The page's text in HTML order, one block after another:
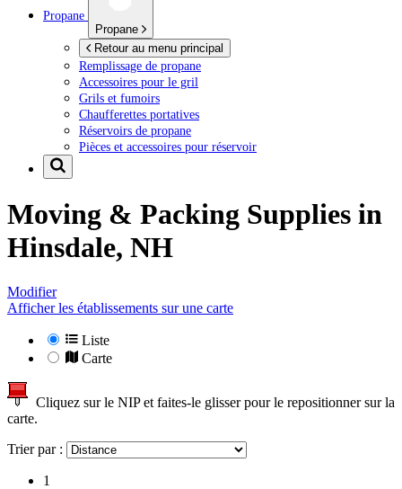
Propane
Propane
Retour au menu principal
Remplissage de propane
Accessoires pour le gril
Grils et fumoirs
Chaufferettes portatives
Réservoirs de propane
Pièces et accessoires pour réservoir
Moving & Packing Supplies in
Hinsdale, NH
Modifier
Afficher les établissements sur une carte
Liste
Carte
Cliquez sur le NIP et faites-le glisser pour le repositionner sur la
carte.
Trier par :
1